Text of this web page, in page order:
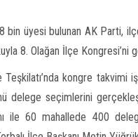
bin üyesi bulunan AK Parti,
8. Olağan İlçe Kongresi’ni
kongre takvimi
delege seçimlerini
ile 60 mahallede 400